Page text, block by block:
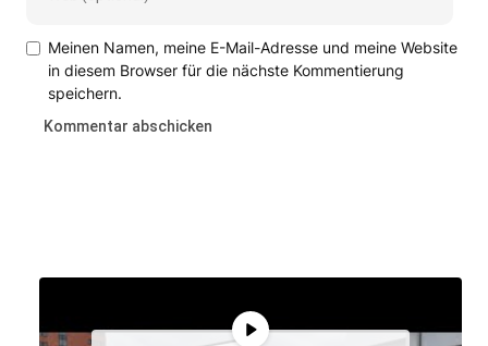
Meinen Namen, meine E-Mail-Adresse und meine Website
in diesem Browser für die nächste Kommentierung
speichern.